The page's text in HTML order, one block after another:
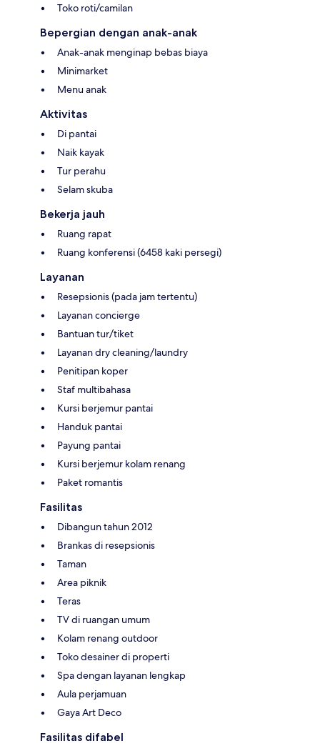
Toko roti/camilan
Bepergian dengan anak-anak
Anak-anak menginap bebas biaya
Minimarket
Menu anak
Aktivitas
Di pantai
Naik kayak
Tur perahu
Selam skuba
Bekerja jauh
Ruang rapat
Ruang konferensi (6458 kaki persegi)
Layanan
Resepsionis (pada jam tertentu)
Layanan concierge
Bantuan tur/tiket
Layanan dry cleaning/laundry
Penitipan koper
Staf multibahasa
Kursi berjemur pantai
Handuk pantai
Payung pantai
Kursi berjemur kolam renang
Paket romantis
Fasilitas
Dibangun tahun 2012
Brankas di resepsionis
Taman
Area piknik
Teras
TV di ruangan umum
Kolam renang outdoor
Toko desainer di properti
Spa dengan layanan lengkap
Aula perjamuan
Gaya Art Deco
Fasilitas difabel